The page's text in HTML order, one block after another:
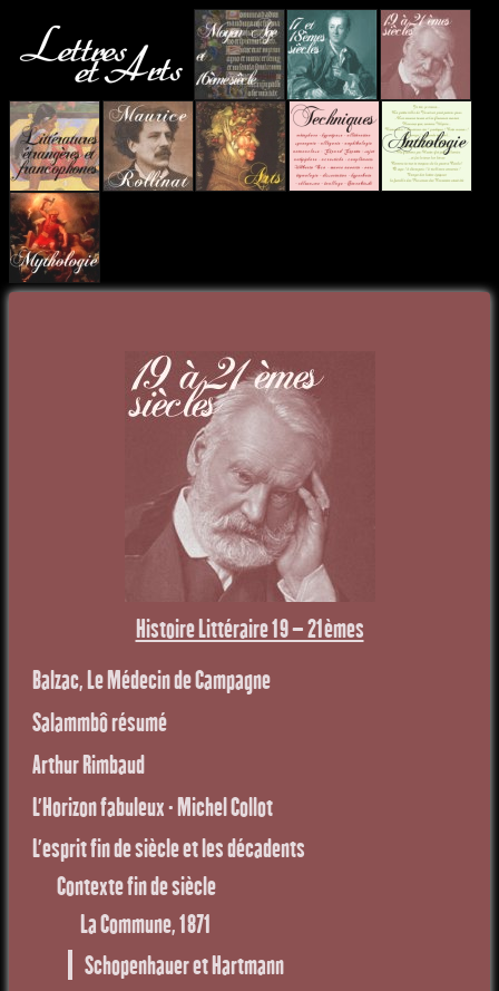
Histoire Littéraire 19 – 21èmes
Balzac, Le Médecin de Campagne
Salammbô résumé
Arthur Rimbaud
L’Horizon fabuleux - Michel Collot
L’esprit fin de siècle et les décadents
Contexte fin de siècle
La Commune, 1871
Schopenhauer et Hartmann